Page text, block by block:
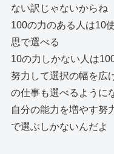
ない訳じゃないからね
100の力のある人は10
思で選べる
10の力しかない人は
努力して選択の幅を広
の仕事も選べるように
自分の能力を増やす努
で選ぶしかないんだよ